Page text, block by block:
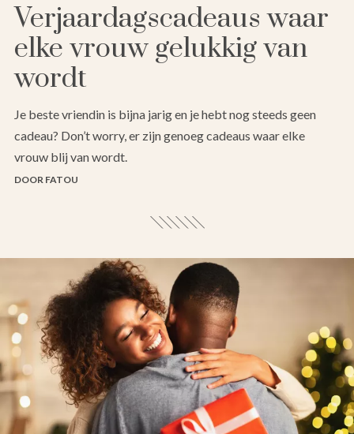
Verjaardagscadeaus waar
elke vrouw gelukkig van
wordt
Je beste vriendin is bijna jarig en je hebt nog steeds geen
cadeau? Don’t worry, er zijn genoeg cadeaus waar elke
vrouw blij van wordt.
DOOR FATOU